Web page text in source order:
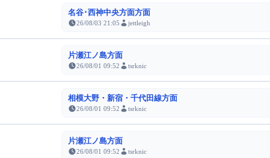
名谷･西神中央方面方面
26/08/03 21:05 jettleigh
片瀬江ノ島方面
26/08/01 09:52 tsrknic
相模大野・新宿・千代田線方面
26/08/01 09:52 tsrknic
片瀬江ノ島方面
26/08/01 09:52 tsrknic